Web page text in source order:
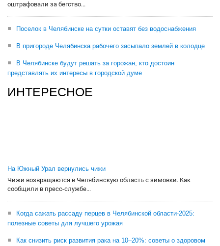
оштрафовали за бегство...
Поселок в Челябинске на сутки оставят без водоснабжения
В пригороде Челябинска рабочего засыпало землей в колодце
В Челябинске будут решать за горожан, кто достоин
представлять их интересы в городской думе
ИНТЕРЕСНОЕ
На Южный Урал вернулись чижи
Чижи возвращаются в Челябинскую область с зимовки. Как
сообщили в пресс-службе...
Когда сажать рассаду перцев в Челябинской области-2025:
полезные советы для лучшего урожая
Как снизить риск развития рака на 10–20%: советы о здоровом